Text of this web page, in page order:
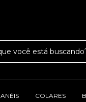
ANÉIS COLARES